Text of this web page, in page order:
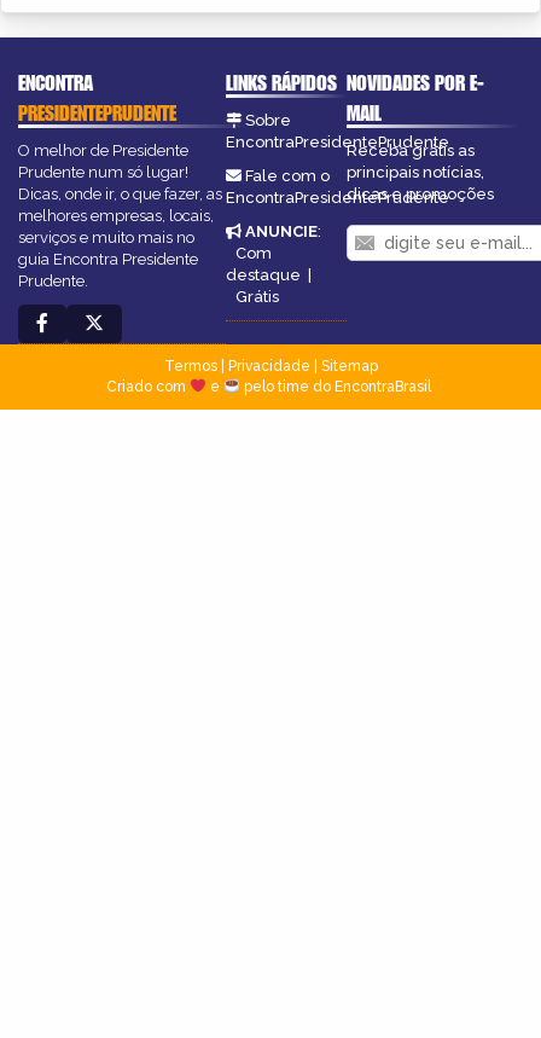
ENCONTRA
PRESIDENTEPRUDENTE
O melhor de Presidente
Prudente num só lugar!
Dicas, onde ir, o que fazer, as
melhores empresas, locais,
serviços e muito mais no
guia Encontra Presidente
Prudente.
LINKS RÁPIDOS
Sobre
EncontraPresidentePrudente
Fale com o
EncontraPresidentePrudente
ANUNCIE:
Com
destaque |
Grátis
NOVIDADES POR E-
MAIL
Receba grátis as
principais notícias,
dicas e promoções
Termos| Privacidade
Sitemap
Criado com
e pelo time do EncontraBrasil